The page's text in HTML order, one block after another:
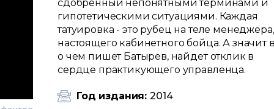
сдобренный непонятными терминами и
гипотетическими ситуациями. Каждая
татуировка - это рубец на теле менеджера,
настоящего кабинетного бойца. А значит
о чем пишет Батырев, найдет отклик в
сердце практикующего управленца.
Год издания: 2014